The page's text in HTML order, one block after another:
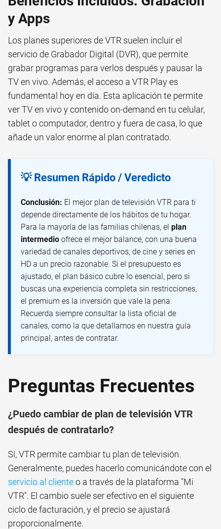
y Apps
Los planes superiores de VTR suelen incluir el
servicio de Grabador Digital (DVR), que permite
grabar programas para verlos después y pausar la
TV en vivo. Además, el acceso a VTR Play es
fundamental hoy en día. Esta aplicación te permite
ver TV en vivo y contenido on-demand en tu celular,
tablet o computador, dentro y fuera de casa, lo que
añade un valor enorme al plan contratado.
💡 Resumen Rápido / Veredicto
Conclusión: El mejor plan de televisión VTR para ti
depende directamente de los hábitos de tu hogar.
Para la mayoría de las familias chilenas, el plan
intermedio ofrece el mejor balance, con una buena
variedad de canales deportivos, de cine y series en
HD a un precio razonable. Si el presupuesto es
ajustado, el plan básico cubre lo esencial, pero si
buscas una experiencia completa sin restricciones,
el premium es la inversión que vale la pena.
Recuerda siempre consultar la lista oficial de
canales, como la que detallamos en nuestra guía
principal, antes de contratar.
Preguntas Frecuentes
¿Puedo cambiar de plan de televisión VTR
después de contratarlo?
Sí, VTR permite cambiar tu plan de televisión.
Generalmente, puedes hacerlo comunicándote con el
servicio al clienteo a través de la plataforma "Mi
VTR". El cambio suele ser efectivo en el siguiente
ciclo de facturación, y el precio se ajustará
proporcionalmente.